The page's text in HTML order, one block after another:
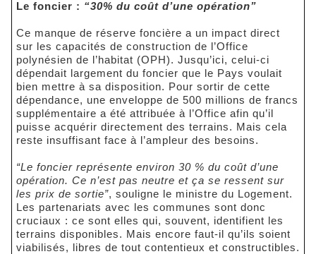
Le foncier : “30% du coût d’une opération”
Ce manque de réserve foncière a un impact direct
sur les capacités de construction de l’Office
polynésien de l’habitat (OPH). Jusqu’ici, celui-ci
dépendait largement du foncier que le Pays voulait
bien mettre à sa disposition. Pour sortir de cette
dépendance, une enveloppe de 500 millions de francs
supplémentaire a été attribuée à l’Office afin qu’il
puisse acquérir directement des terrains. Mais cela
reste insuffisant face à l’ampleur des besoins.
“Le foncier représente environ 30 % du coût d’une
opération. Ce n’est pas neutre et ça se ressent sur
les prix de sortie”, souligne le ministre du Logement.
Les partenariats avec les communes sont donc
cruciaux : ce sont elles qui, souvent, identifient les
terrains disponibles. Mais encore faut-il qu’ils soient
viabilisés, libres de tout contentieux et constructibles.